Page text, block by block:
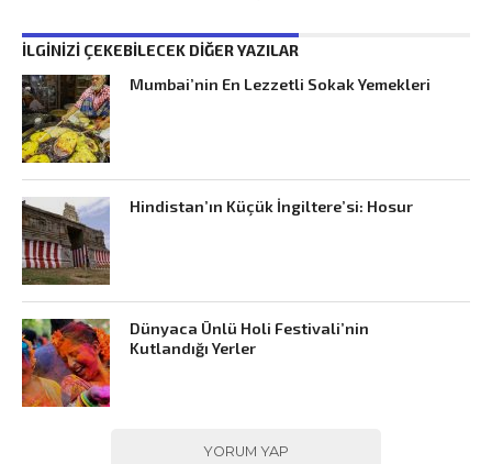
İLGINIZI ÇEKEBILECEK DIĞER YAZILAR
Mumbai’nin En Lezzetli Sokak Yemekleri
Hindistan’ın Küçük İngiltere’si: Hosur
Dünyaca Ünlü Holi Festivali’nin
Kutlandığı Yerler
YORUM YAP